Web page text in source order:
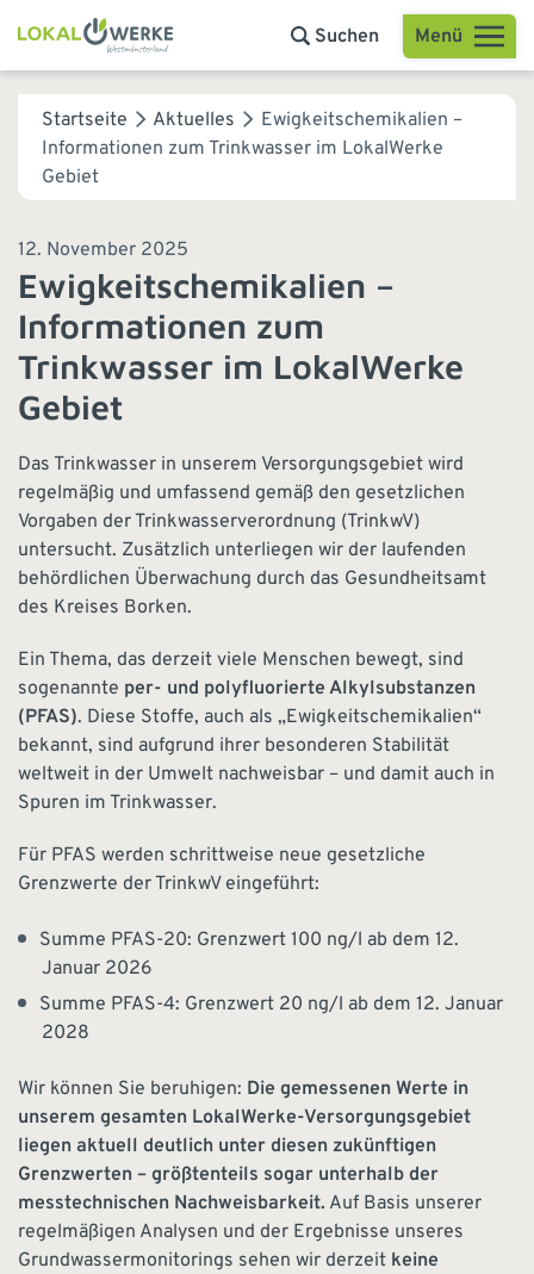
Suchen Menü
Startseite Aktuelles
Ewigkeitschemikalien –
Informationen zum Trinkwasser im LokalWerke
Gebiet
12. November 2025
Ewigkeitschemikalien –
Informationen zum
Trinkwasser im LokalWerke
Gebiet
Das Trinkwasser in unserem Versorgungsgebiet wird
regelmäßig und umfassend gemäß den gesetzlichen
Vorgaben der Trinkwasserverordnung (TrinkwV)
untersucht. Zusätzlich unterliegen wir der laufenden
behördlichen Überwachung durch das Gesundheitsamt
des Kreises Borken.
Ein Thema, das derzeit viele Menschen bewegt, sind
sogenannte per- und polyfluorierte Alkylsubstanzen
(PFAS). Diese Stoffe, auch als „Ewigkeitschemikalien“
bekannt, sind aufgrund ihrer besonderen Stabilität
weltweit in der Umwelt nachweisbar – und damit auch in
Spuren im Trinkwasser.
Für PFAS werden schrittweise neue gesetzliche
Grenzwerte der TrinkwV eingeführt:
Summe PFAS-20: Grenzwert 100 ng/l ab dem 12.
Januar 2026
Summe PFAS-4: Grenzwert 20 ng/l ab dem 12. Januar
2028
Wir können Sie beruhigen: Die gemessenen Werte in
unserem gesamten LokalWerke-Versorgungsgebiet
liegen aktuell deutlich unter diesen zukünftigen
Grenzwerten – größtenteils sogar unterhalb der
messtechnischen Nachweisbarkeit. Auf Basis unserer
regelmäßigen Analysen und der Ergebnisse unseres
Grundwassermonitorings sehen wir derzeit keine